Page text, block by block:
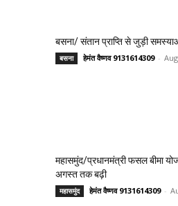
बसना/ संतान प्राप्ति से जुड़ी
बसना हेमंत वैष्णव 9131614309 -
महासमुंद/प्रधानमंत्री फसल बीमा
अगस्त तक बढ़ी
महासमुंद हेमंत वैष्णव 9131614309 -